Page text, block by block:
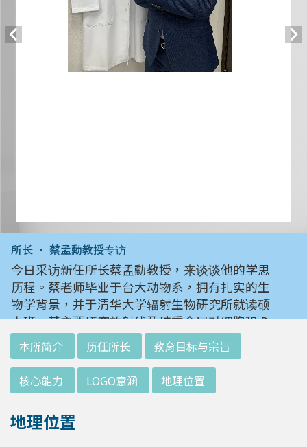
所长 • 蔡孟勳教授专访
今日采访新任所长蔡孟勳教授，来谈谈他的学思
历程。蔡老师毕业于台大动物系，拥有扎实的生
物学背景，并于清华大学辐射生物研究所就读硕
士班。其主要研究放射线及砷重金属对细胞和 D
NA 的伤害及细胞表型的改变。就读阳明大学博
士班时，选定研究长期暴露于低剂量辐射钢筋下
对人体的影响，并比较其他国家高剂量暴露下的
不同影响。在美国国家卫生研究院从事博士后研
金属以及辐射线等对肿瘤细胞的影响，同时有效
本所简介 历任所长 教育目标与宗旨
核心能力 LOGO意涵 地理位置
地理位置